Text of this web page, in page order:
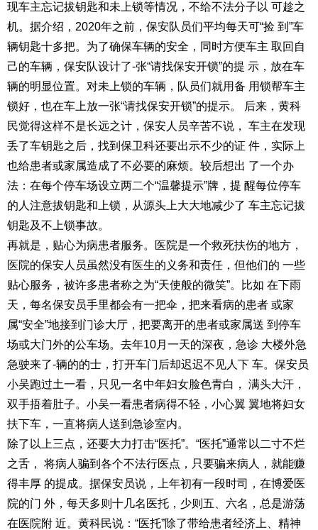
现车主忘记拔钥匙和未上锁等情况，不给不法分子以 可趁之
机。据介绍，2020年之前，保安队员们平均每天可“捡 到”车
辆钥匙十多把。为了确保车辆的安全，同时方便车主 取回自
己的车辆，保安队设计了-张“请找保安开锁”的提 示，放在车
辆的明显位置。对未上锁的车辆，队员们就用备 用锁帮车主
锁好，也在车上放一张“请找保安开锁”的提示。 后来，黄科
民觉得这样不是长远之计，保安人员辛苦不说， 车主在发现
丢了车钥匙之后，找到保卫科还要出示不少的证 件，实际上
也给患者或家属造成了不必要的麻烦。较后想出 了一个办
法：在每个停车场设立两二个“温馨提示”牌，提 醒每位停车
的人注意拔钥匙和上锁，从源头上大大地减少了 车主忘记拔
钥匙及不上锁事故。
再就是，贴心为病患者服务。医院是一个救死扶伤的地方，
医院的保安人员虽然没有医生的义务和责任，但他们的 一些
贴心服务，被许多患者称之为“天使般的微笑”。比如 在下雨
天，每名保安员手里都会有一把伞，把来看病的患者 或家
属“安全”地接到门诊大厅，把要离开的患者或家属送 到停车
场或大门外的公车场。去年10月一天的深夜，急诊 大楼外急
急驶来了-辆的的士，打开车门后却迟迟不见人下 车。保安员
小吴跑过土一看，只见一名中年妇女脸色青白， 满头大汗，
双手捂着肚子。小吴一看患者病得不轻，小心翼 翼地将妇女
扶下车，一直将病人送到急诊室内。
除了以上三点，还要大力打击“医托”。“医托”通常以二寸不烂
之舌， 将病人骗到各个不法行医点，只要骗来病人，就能赚
得丰厚 的提成。据保安员说，上年初有一段时司，在博爱医
院的门 外，每天多则十几名医托，少则五、六名，总是游荡
在医院附 近。黄科民说：“医托”除了带给患者经济上、精神